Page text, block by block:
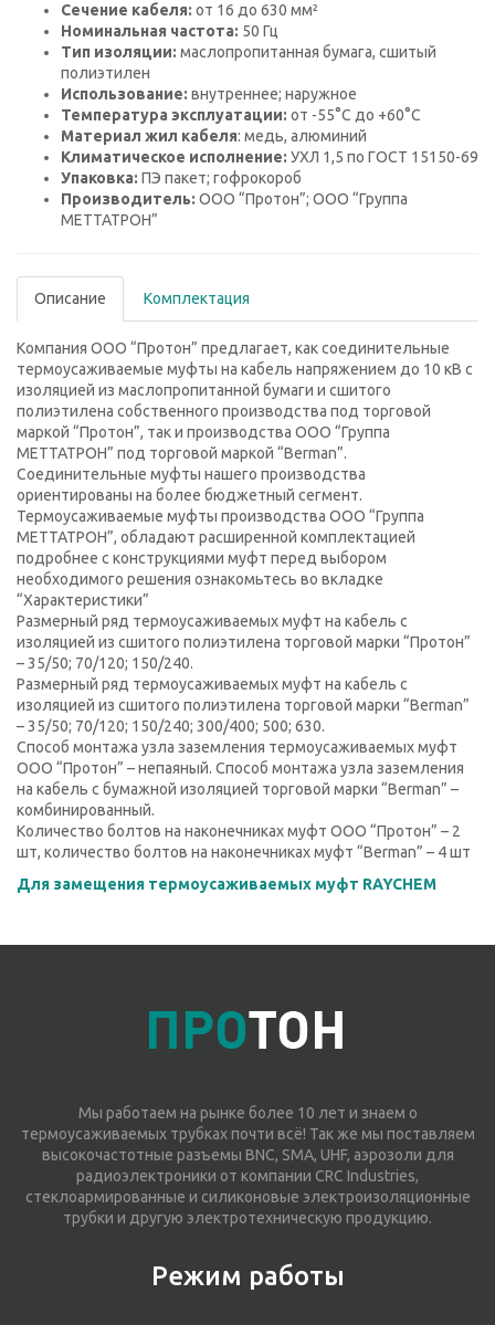
Сечение кабеля: от 16 до 630 мм²
Номинальная частота: 50 Гц
Тип изоляции: маслопропитанная бумага, сшитый
полиэтилен
Использование: внутреннее; наружное
Температура эксплуатации: от -55°C до +60°C
Материал жил кабеля: медь, алюминий
Климатическое исполнение: УХЛ 1,5 по ГОСТ 15150-69
Упаковка: ПЭ пакет; гофрокороб
Производитель: ООО “Протон”; ООО “Группа
МЕТТАТРОН”
Описание Комплектация
Компания ООО “Протон” предлагает, как соединительные
термоусаживаемые муфты на кабель напряжением до 10 кВ с
изоляцией из маслопропитанной бумаги и сшитого
полиэтилена собственного производства под торговой
маркой “Протон”, так и производства ООО “Группа
МЕТТАТРОН” под торговой маркой “Berman”.
Соединительные муфты нашего производства
ориентированы на более бюджетный сегмент.
Термоусаживаемые муфты производства ООО “Группа
МЕТТАТРОН”, обладают расширенной комплектацией
подробнее с конструкциями муфт перед выбором
необходимого решения ознакомьтесь во вкладке
“Характеристики”
Размерный ряд термоусаживаемых муфт на кабель с
изоляцией из сшитого полиэтилена торговой марки “Протон”
– 35/50; 70/120; 150/240.
Размерный ряд термоусаживаемых муфт на кабель с
изоляцией из сшитого полиэтилена торговой марки “Berman”
– 35/50; 70/120; 150/240; 300/400; 500; 630.
Способ монтажа узла заземления термоусаживаемых муфт
ООО “Протон” – непаяный. Способ монтажа узла заземления
на кабель с бумажной изоляцией торговой марки “Berman” –
комбинированный.
Количество болтов на наконечниках муфт ООО “Протон” – 2
шт, количество болтов на наконечниках муфт “Berman” – 4 шт
Для замещения термоусаживаемых муфт RAYCHEM
Мы работаем на рынке более 10 лет и знаем о
термоусаживаемых трубках почти всё! Так же мы поставляем
высокочастотные разъемы BNC, SMA, UHF, аэрозоли для
радиоэлектроники от компании CRC Industries,
стеклоармированные и силиконовые электроизоляционные
трубки и другую электротехническую продукцию.
Режим работы